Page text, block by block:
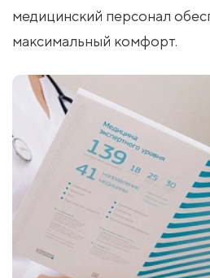
медицинский персонал
максимальный комфорт.